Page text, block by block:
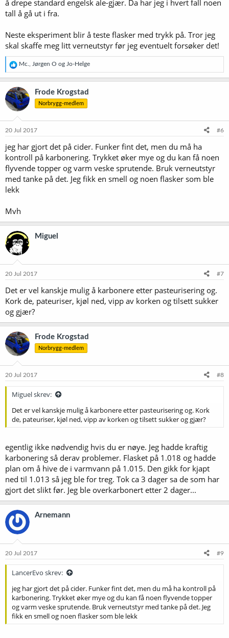
å drepe standard engelsk ale-gjær. Da har jeg i hvert fall noen
tall å gå ut i fra.
Neste eksperiment blir å teste flasker med trykk på. Tror jeg
skal skaffe meg litt verneutstyr før jeg eventuelt forsøker det!
R
e
a
k
s
j
o
e
:
Mc. Jørgen O og Jo-Helge
Frode Krogstad
Norbrygg-medlem
20 Jul 2017 #6
jeg har gjort det på cider. Funker fint det, men du må ha
kontroll på karbonering. Trykket øker mye og du kan få noen
flyvende topper og varm veske sprutende. Bruk verneutstyr
med tanke på det. Jeg fikk en smell og noen flasker som ble
lekk
Mvh
Miguel
20 Jul 2017 #7
Det er vel kanskje mulig å karbonere etter pasteurisering og.
Kork de, pateuriser, kjøl ned, vipp av korken og tilsett sukker
og gjær?
Frode Krogstad
Norbrygg-medlem
20 Jul 2017 #8
Miguel skrev:
Det er vel kanskje mulig å karbonere etter pasteurisering og. Kork
de, pateuriser, kjøl ned, vipp av korken og tilsett sukker og gjær?
egentlig ikke nødvendig hvis du er nøye. Jeg hadde kraftig
karbonering så derav problemer. Flasket på 1.018 og hadde
plan om å hive de i varmvann på 1.015. Den gikk for kjapt
ned til 1.013 så jeg ble for treg. Tok ca 3 dager sa de som har
gjort det slikt før. Jeg ble overkarbonert etter 2 dager...
Arnemann
20 Jul 2017 #9
LancerEvo skrev:
jeg har gjort det på cider. Funker fint det, men du må ha kontroll på
karbonering. Trykket øker mye og du kan få noen flyvende topper
og varm veske sprutende. Bruk verneutstyr med tanke på det. Jeg
fikk en smell og noen flasker som ble lekk